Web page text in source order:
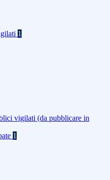
1
vigilati (da pubblicare in
1